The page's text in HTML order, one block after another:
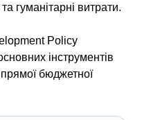
гуманітарні витрати.
Policy
інструментів
бюджетної